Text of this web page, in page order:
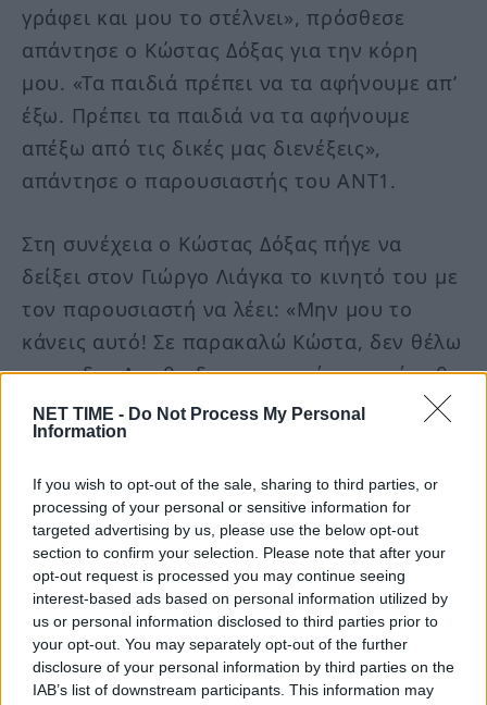
NET TIME - Do Not Process My Personal
Information
If you wish to opt-out of the sale, sharing to third parties, or
processing of your personal or sensitive information for
targeted advertising by us, please use the below opt-out
section to confirm your selection. Please note that after your
opt-out request is processed you may continue seeing
interest-based ads based on personal information utilized by
us or personal information disclosed to third parties prior to
your opt-out. You may separately opt-out of the further
disclosure of your personal information by third parties on the
IAB’s list of downstream participants. This information may
γράφει και μου το στέλνει», πρόσθεσε
απάντησε ο Κώστας Δόξας για την κόρη
μου. «Τα παιδιά πρέπει να τα αφήνουμε απ’
έξω. Πρέπει τα παιδιά να τα αφήνουμε
απέξω από τις δικές μας διενέξεις»,
απάντησε ο παρουσιαστής του ΑΝΤ1.
Στη συνέχεια ο Κώστας Δόξας πήγε να
δείξει στον Γιώργο Λιάγκα το κινητό του με
τον παρουσιαστή να λέει: «Μην μου το
κάνεις αυτό! Σε παρακαλώ Κώστα, δεν θέλω
να το δω. Δεν θα δω το κινητό σου, ούτε θα
κάνω σόου τηλεοπτικό. Κάτσε σε παρακαλώ
πολύ».
Δείτε το σημείο στο 06:25:
Δείτε το βίντεο – O Κώστας Δόξας
καλεσμένος στο Πρωινό